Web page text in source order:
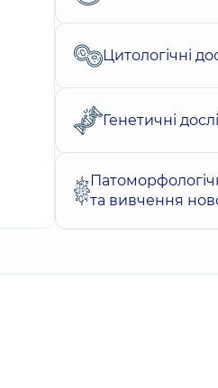
Цитологічні
Генетичні
та вивчення